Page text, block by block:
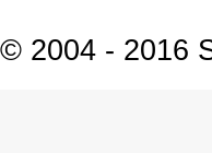
© 2004 - 2016